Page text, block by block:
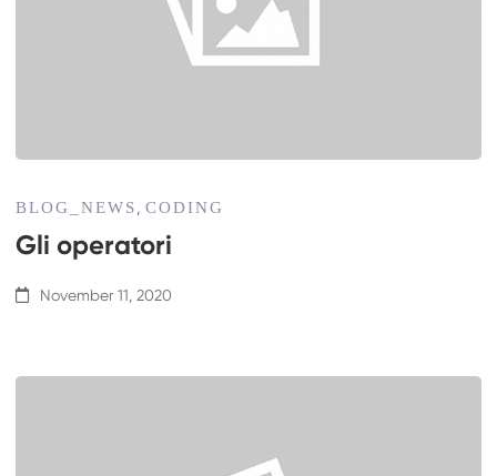
BLOG_NEWS ,CODING
Gli operatori
November 11, 2020